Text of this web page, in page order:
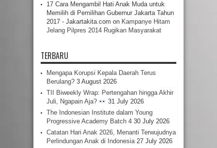
17 Cara Mengambil Hati Anak Muda untuk
Memilih di Pemilihan Gubernur Jakarta Tahun
2017 - Jakartakita.com on Kampanye Hitam
Jelang Pilpres 2014 Rugikan Masyarakat
TERBARU
Mengapa Korupsi Kepala Daerah Terus
Berulang? 3 August 2026
TII Biweekly Wrap: Pertengahan hingga Akhir
Juli, Ngapain Aja?
31 July 2026
The Indonesian Institute dalam Young
Progressive Academy Batch 4 30 July 2026
Catatan Hari Anak 2026, Menanti Terwujudnya
Perlindungan Anak di Indonesia 27 July 2026